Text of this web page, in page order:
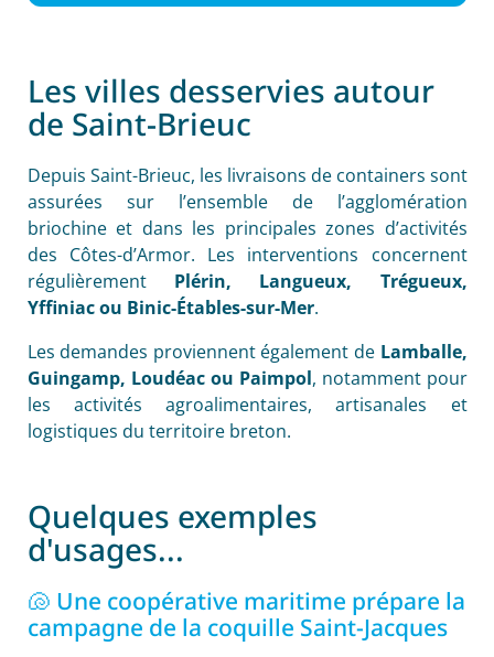
Les villes desservies autour
de Saint-Brieuc
Depuis Saint-Brieuc, les livraisons de containers sont
assurées sur l’ensemble de l’agglomération
briochine et dans les principales zones d’activités
des Côtes-d’Armor. Les interventions concernent
régulièrement Plérin, Langueux, Trégueux,
Yffiniac ou Binic-Étables-sur-Mer.
Les demandes proviennent également de Lamballe,
Guingamp, Loudéac ou Paimpol, notamment pour
les activités agroalimentaires, artisanales et
logistiques du territoire breton.
Quelques exemples
d'usages...
🐚 Une coopérative maritime prépare la
campagne de la coquille Saint-Jacques